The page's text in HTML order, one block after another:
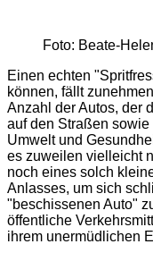
Foto: Beate-
Einen echten
können, fällt
Anzahl der Autos, der
auf den Straßen
Umwelt und
es zuweilen vielleicht
noch eines solch
Anlasses, um sich
"beschissenen Auto"
öffentliche
ihrem unermüdlichen